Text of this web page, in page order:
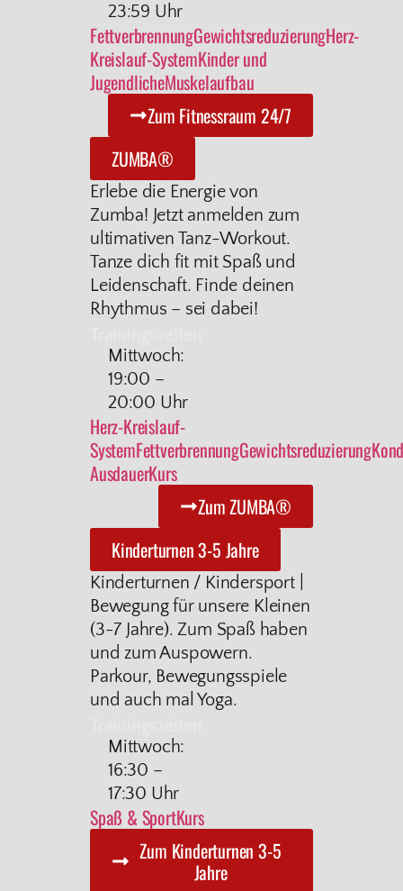
23:59 Uhr
FettverbrennungGewichtsreduzierungHerz-
Kreislauf-SystemKinder und
JugendlicheMuskelaufbau
Zum Fitnessraum 24/7
ZUMBA®
Erlebe die Energie von
Zumba! Jetzt anmelden zum
ultimativen Tanz-Workout.
Tanze dich fit mit Spaß und
Leidenschaft. Finde deinen
Rhythmus – sei dabei!
Mittwoch:
19:00 –
20:00 Uhr
Herz-Kreislauf-
SystemFettverbrennungGewichtsreduzierung
AusdauerKurs
Zum ZUMBA®
Kinderturnen 3-5 Jahre
Kinderturnen / Kindersport |
Bewegung für unsere Kleinen
(3-7 Jahre). Zum Spaß haben
und zum Auspowern.
Parkour, Bewegungsspiele
und auch mal Yoga.
Mittwoch:
16:30 –
17:30 Uhr
Spaß & SportKurs
Zum Kinderturnen 3-5
Jahre